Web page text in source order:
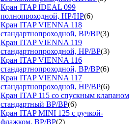
Кран ITAP IDEAL 099
полнопроходной, НР/НР(6)
Кран ITAP VIENNA 118
стандартнопроходной, ВР/ВР(3)
Кран ITAP VIENNA 119
стандартнопроходной, НР/ВР(3)
Кран ITAP VIENNA 116
стандартнопроходной, ВР/ВР(6)
Кран ITAP VIENNA 117
стандартнопроходной, НР/ВР(6)
Кран ITAP 115 со спускным клапаном
стандартный ВР/ВР(6)
Кран ITAP MINI 125 с ручкой-
флажком, ВР/ВР(2)